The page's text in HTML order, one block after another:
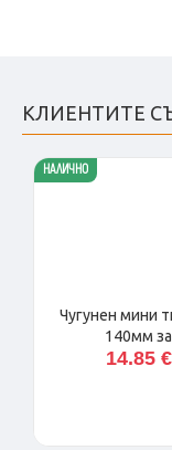
КЛИЕНТИТЕ
НАЛИЧНО
Чугунен мини
140мм за
14.85 €